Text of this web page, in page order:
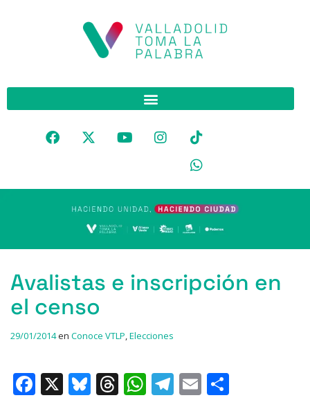
Avalistas e inscripción en
el censo
29/01/2014en Conoce VTLP,Elecciones
F
X
Bl T
W T
E